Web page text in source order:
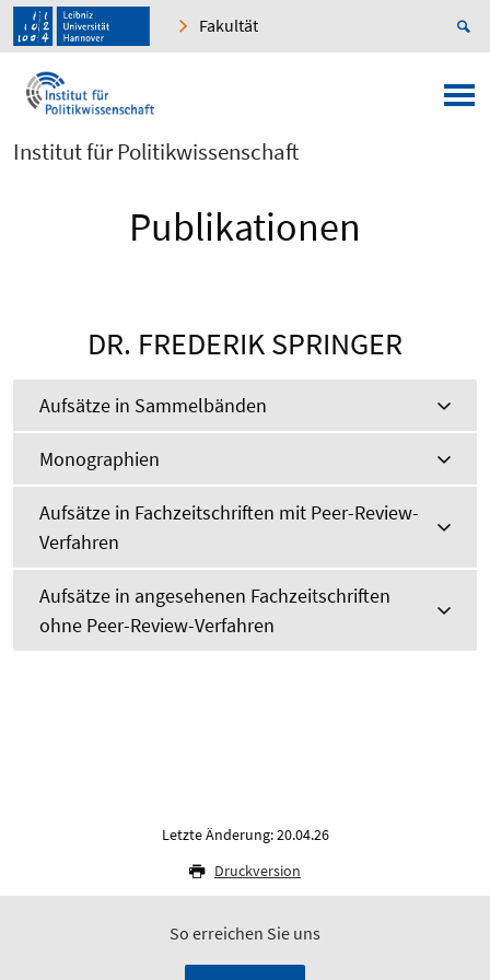
Fakultät
Institut für Politikwissenschaft
Publikationen
DR. FREDERIK SPRINGER
Aufsätze in Sammelbänden
Monographien
Aufsätze in Fachzeitschriften mit Peer-Review-
Verfahren
Aufsätze in angesehenen Fachzeitschriften
ohne Peer-Review-Verfahren
Letzte Änderung: 20.04.26
Druckversion
So erreichen Sie uns